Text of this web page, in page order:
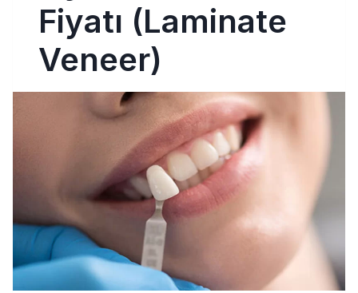
Fiyatı (Laminate
Veneer)